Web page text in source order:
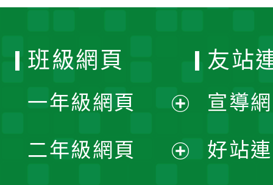
班級網頁
一年級網頁
開
二年級網頁
友站
宣導
好站